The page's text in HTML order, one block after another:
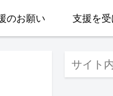
のお願い 支援を